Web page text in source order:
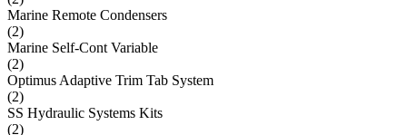
Marine Remote Condensers
(2)
Marine Self-Cont Variable
(2)
Optimus Adaptive Trim Tab System
(2)
SS Hydraulic Systems Kits
(2)